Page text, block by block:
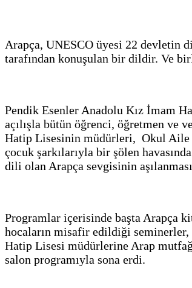
Arapça, UNESCO üyesi 22 devletin
tarafından konuşulan bir dildir. Ve
Pendik Esenler Anadolu Kız İmam
açılışla bütün öğrenci, öğretmen
Hatip Lisesinin müdürleri, Okul Aile
çocuk şarkılarıyla bir şölen
dili olan Arapça sevgisinin
Programlar içerisinde başta Arapça
hocaların misafir edildiği
Hatip Lisesi müdürlerine Arap
salon programıyla sona erdi.